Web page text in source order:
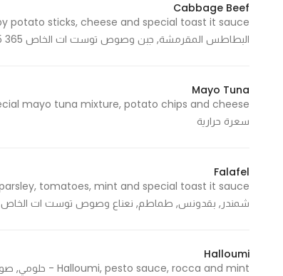
Cabbage Beef
البطاطس المقرمشة, جبن وصوص توست ات الخاص 365 Cal - 365 سعرة حرارية
Mayo Tuna
سعرة حرارية
Falafel
شمندر, بقدونس, طماطم, نعناع وصوص توست ات الخاص 480 Cal - 480 سعرة حرارية
Halloumi
Halloumi, pesto sauce, rocca and mint - حلومي, صوص البيستو, جرجير ونعناع 325 Cal - 325 سعرة حرارية
will
disappear
from the
Marketing
interests and
behavior as
you visit our
chance of